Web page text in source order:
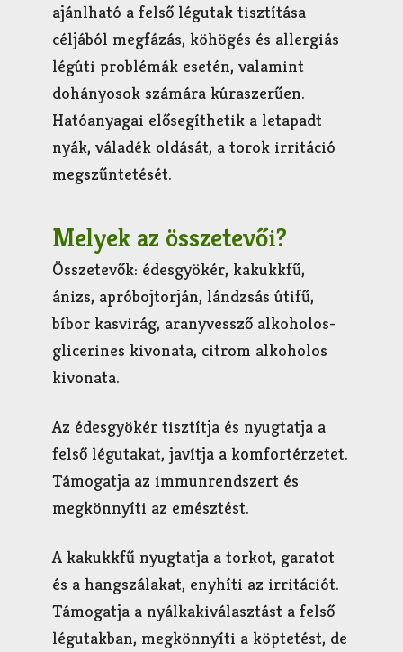
ajánlható a felső légutak tisztítása
céljából megfázás, köhögés és allergiás
légúti problémák esetén, valamint
dohányosok számára kúraszerűen.
Hatóanyagai elősegíthetik a letapadt
nyák, váladék oldását, a torok irritáció
megszűntetését.
Melyek az összetevői?
Összetevők: édesgyökér, kakukkfű,
ánizs, apróbojtorján, lándzsás útifű,
bíbor kasvirág, aranyvessző alkoholos-
glicerines kivonata, citrom alkoholos
kivonata.
Az édesgyökér tisztítja és nyugtatja a
felső légutakat, javítja a komfortérzetet.
Támogatja az immunrendszert és
megkönnyíti az emésztést.
A kakukkfű nyugtatja a torkot, garatot
és a hangszálakat, enyhíti az irritációt.
Támogatja a nyálkakiválasztást a felső
légutakban, megkönnyíti a köptetést, de